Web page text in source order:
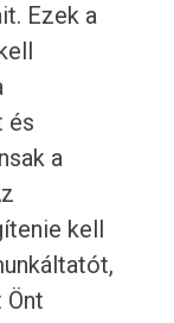
Ezek a
és
a
kell
Önt